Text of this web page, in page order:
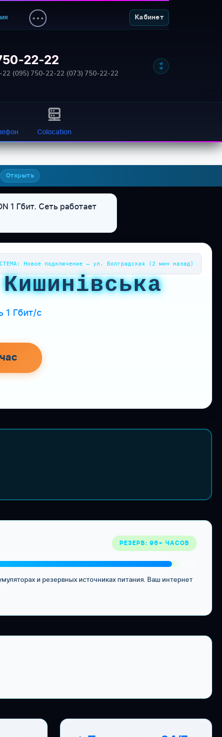
Кабинет
22-22
22·(095) 750-22-22·(073) 750-22-22
Colocation
Открыть
1 Гбит. Сеть работает
Новое подключение — ул. Болградская (2 мин назад)
1 Гбит/с
РЕЗЕРВ: 96+ ЧАСОВ
и резервных источниках питания. Ваш интернет